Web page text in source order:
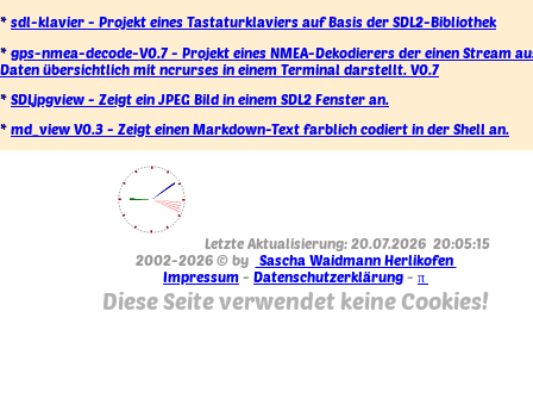
* sdl-klavier - Projekt eines Tastaturklaviers auf Basis der SDL2-Bibliothek
* gps-nmea-decode-V0.7 - Projekt eines NMEA-Dekodierers der einen Stream
Daten übersichtlich mit ncrurses in einem Terminal darstellt. V0.7
* SDLjpgview - Zeigt ein JPEG Bild in einem SDL2 Fenster an.
* md_view V0.3 - Zeigt einen Markdown-Text farblich codiert in der Shell an.
Letzte Aktualisierung: 20.07.2026 20:05:15
2002-2026 © by
Sascha Waidmann Herlikofen
Impressum - Datenschutzerklärung - π
Diese Seite verwendet keine Cookies!